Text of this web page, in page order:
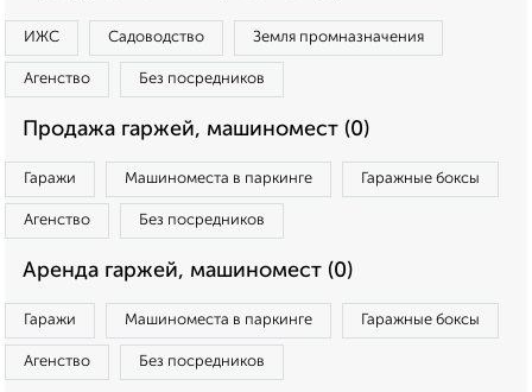
ИЖС Садоводство Земля промназначения
Агенство Без посредников
Продажа гаржей, машиномест (0)
Гаражи Машиноместа в паркинге Гаражные боксы
Агенство Без посредников
Аренда гаржей, машиномест (0)
Гаражи Машиноместа в паркинге Гаражные боксы
Агенство Без посредников